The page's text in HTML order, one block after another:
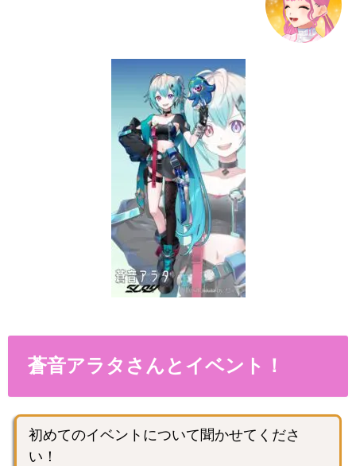
蒼音アラタさんとイベント！
初めてのイベントについて聞かせてくださ
い！